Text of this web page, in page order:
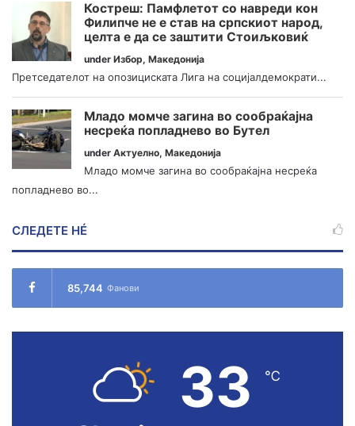
Костреш: Памфлетот со навреди кон
Филипче не е став на српскиот народ,
целта е да се заштити Стоиљковиќ
under Избор, Македонија
Претседателот на опозициската Лига на социјалдемократи...
Младо момче загина во сообраќајна
несреќа попладнево во Бутел
under Актуелно, Македонија
Младо момче загина во сообраќајна несреќа
попладнево во...
СЛЕДЕТЕ НÉ
85,744 Фанови
33 ℃